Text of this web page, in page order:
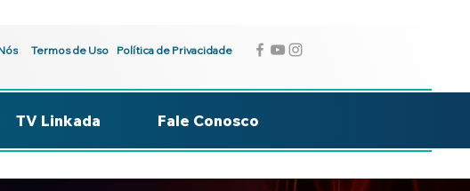
Termos de Uso Política de Privacidade
TV Linkada Fale Conosco